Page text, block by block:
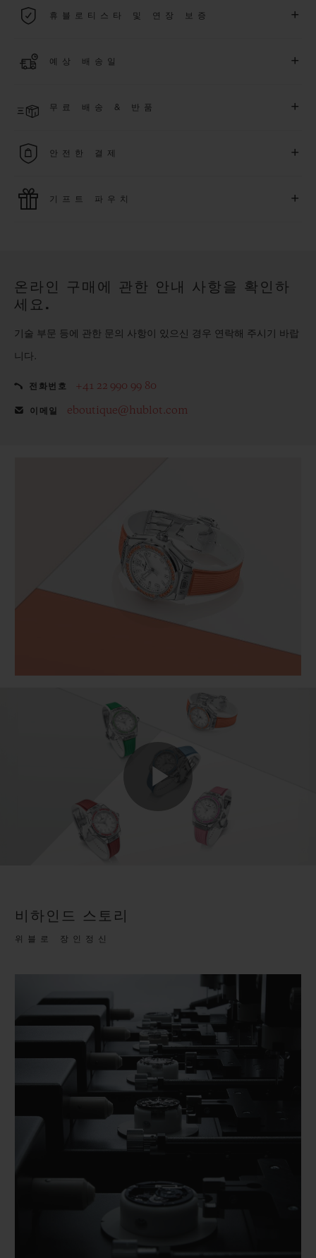
용됩니다.휴블로티스타 및 연장 보증 +
에 대해5 년 추가 워런티 혜택
또한 다양
더 알아보기
예상 배송일 +
다. *재고 상황에 따라 달라질 수 있습니다*.
무료 배송 & 반품 +
을 누려보세요
안전한 결제 +
모든 제품은 빠르고 안전하게 결제가 가능하며, 개인정보를 안
기프트 파우치 +
온라인 구매에 관한 안내 사항을 확인하
세요.
기술 부문 등에 관한 문의 사항이 있으신 경우 연락해 주시기 바랍
니다.
전화번호 +41 22 990 99 80
이메일 eboutique@hublot.com
Play
비하인드 스토리
위블로 장인정신